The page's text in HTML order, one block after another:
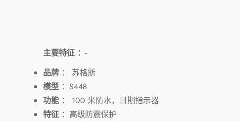
主要特征 ：-
品牌 ： 苏格斯
模型 ：S448
功能 ： 100 米防水，日期指示器
特征 ： 高级防震保护